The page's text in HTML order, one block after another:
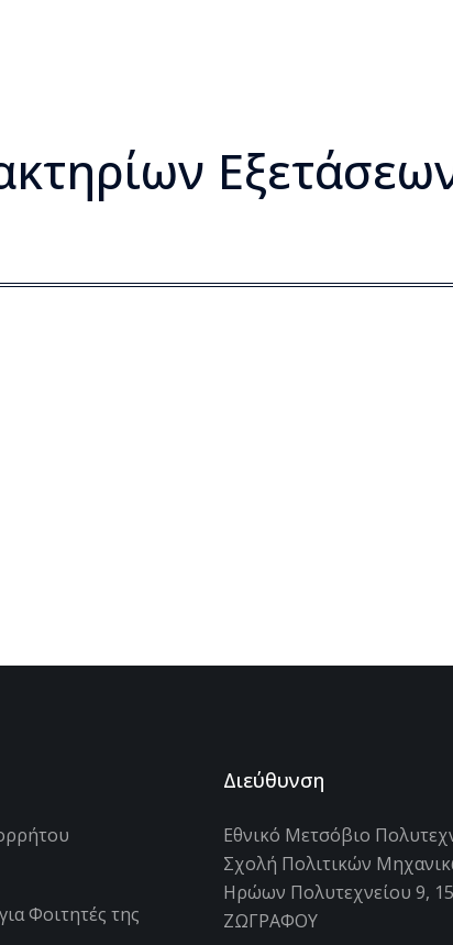
Φοιτητές της
Διεύθυνση
Εθνικό Μετσόβιο
Σχολή Πολιτικών
Ηρώων Πολυτεχνείου 9,
ΖΩΓΡΑΦΟΥ